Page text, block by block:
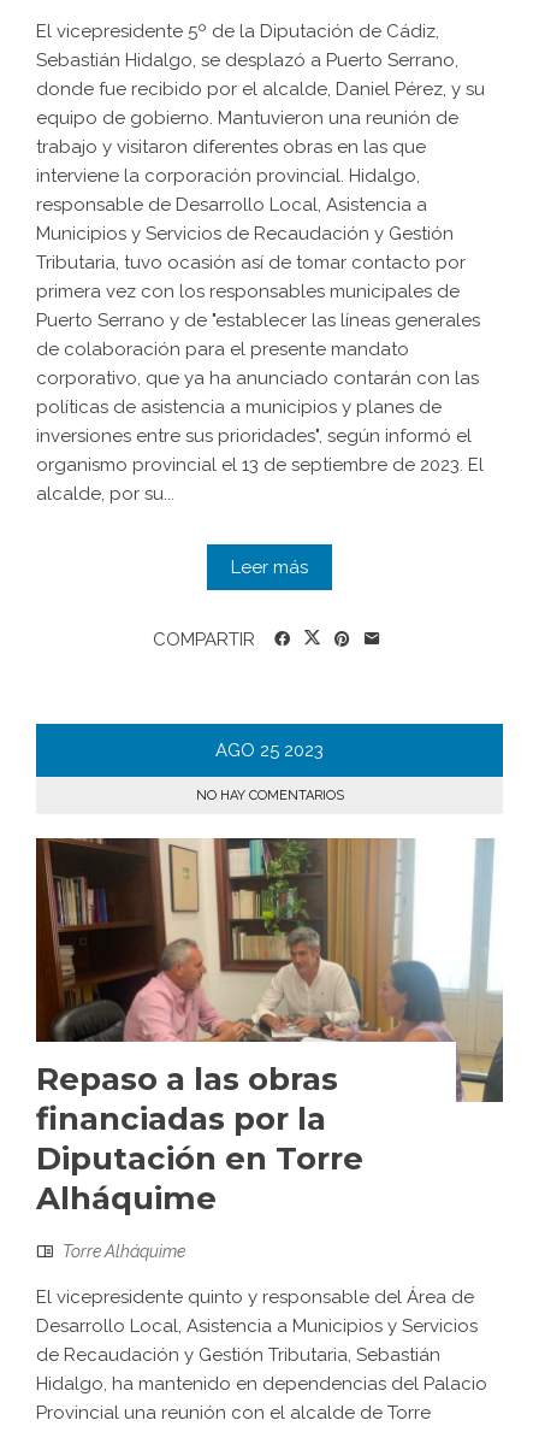
El vicepresidente 5º de la Diputación de Cádiz,
Sebastián Hidalgo, se desplazó a Puerto Serrano,
donde fue recibido por el alcalde, Daniel Pérez, y su
equipo de gobierno. Mantuvieron una reunión de
trabajo y visitaron diferentes obras en las que
interviene la corporación provincial. Hidalgo,
responsable de Desarrollo Local, Asistencia a
Municipios y Servicios de Recaudación y Gestión
Tributaria, tuvo ocasión así de tomar contacto por
primera vez con los responsables municipales de
Puerto Serrano y de "establecer las líneas generales
de colaboración para el presente mandato
corporativo, que ya ha anunciado contarán con las
políticas de asistencia a municipios y planes de
inversiones entre sus prioridades", según informó el
organismo provincial el 13 de septiembre de 2023. El
alcalde, por su...
Leer más
COMPARTIR
AGO 25 2023
NO HAY COMENTARIOS
Repaso a las obras
financiadas por la
Diputación en Torre
Alháquime
Torre Alháquime
El vicepresidente quinto y responsable del Área de
Desarrollo Local, Asistencia a Municipios y Servicios
de Recaudación y Gestión Tributaria, Sebastián
Hidalgo, ha mantenido en dependencias del Palacio
Provincial una reunión con el alcalde de Torre